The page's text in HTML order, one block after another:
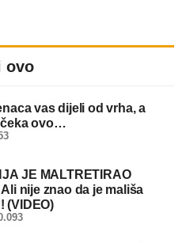
ovo
vas dijeli od vrha, a
ovo…
JE MALTRETIRAO
nije znao da je mališa
(VIDEO)